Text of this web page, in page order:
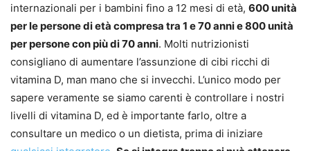
internazionali per i bambini fino a 12 mesi di età, 600 unità
per le persone di età compresa tra 1 e 70 anni e 800 unità
per persone con più di 70 anni. Molti nutrizionisti
consigliano di aumentare l’assunzione di cibi ricchi di
vitamina D, man mano che si invecchi. L’unico modo per
sapere veramente se siamo carenti è controllare i nostri
livelli di vitamina D, ed è importante farlo, oltre a
consultare un medico o un dietista, prima di iniziare